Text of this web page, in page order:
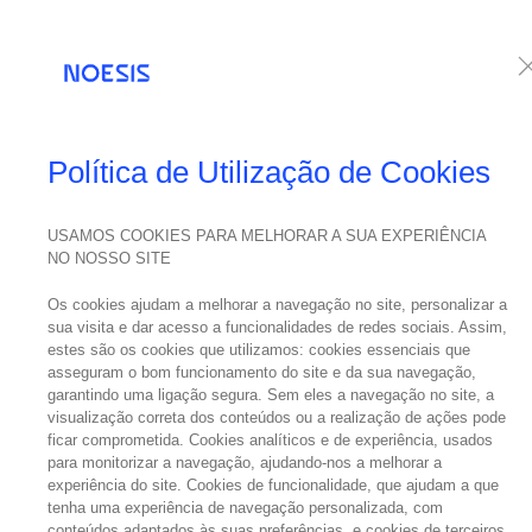
2019
REUNIÃO
Política de Utilização de Cookies
USAMOS COOKIES PARA MELHORAR A SUA EXPERIÊNCIA
NO NOSSO SITE
Os cookies ajudam a melhorar a navegação no site, personalizar a
sua visita e dar acesso a funcionalidades de redes sociais. Assim,
estes são os cookies que utilizamos: cookies essenciais que
asseguram o bom funcionamento do site e da sua navegação,
garantindo uma ligação segura. Sem eles a navegação no site, a
visualização correta dos conteúdos ou a realização de ações pode
ficar comprometida. Cookies analíticos e de experiência, usados
para monitorizar a navegação, ajudando-nos a melhorar a
experiência do site. Cookies de funcionalidade, que ajudam a que
tenha uma experiência de navegação personalizada, com